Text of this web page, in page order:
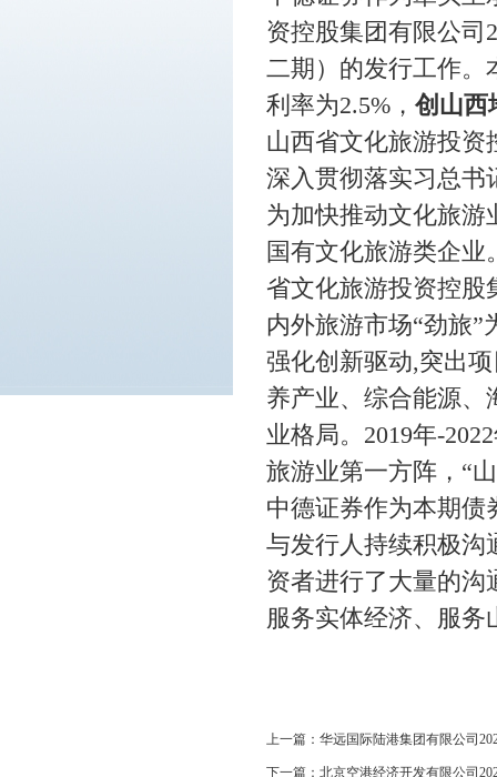
资控股集团有限公司
二期）的发行工作。
利率为2.5%， 创山西
山西省文化旅游投资
深入贯彻落实习总书
为加快推动文化旅游
国有文化旅游类企
省文化旅游投资控股
内外旅游市场“劲旅
强化创新驱动,突出
养产业、综合能源、
业格局。2019年-
旅游业第一方阵，“
中德证券作为本期债
与发行人持续积极沟
资者进行了大量的沟
服务实体经济、服
上一篇： 华远国际陆港集团有限公司
下一篇： 北京空港经济开发有限公司